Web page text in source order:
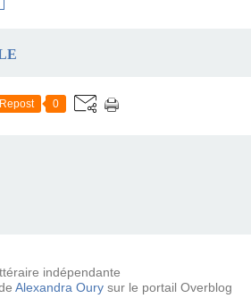
Repost 0
indépendante
Alexandra Oury sur le portail Overblog